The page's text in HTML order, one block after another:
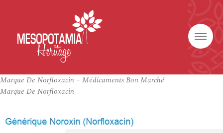
Marque De Norfloxacin – Médicaments Bon Marché
Marque De Norfloxacin